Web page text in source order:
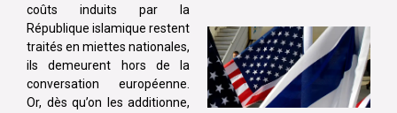
coûts induits par la
République islamique restent
traités en miettes nationales,
ils demeurent hors de la
conversation européenne.
Or, dès qu’on les additionne,